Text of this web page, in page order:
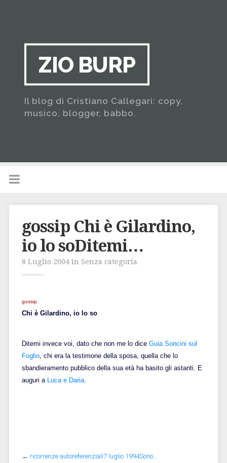
ZIO BURP
Il blog di Cristiano Callegari: copy,
musico, blogger, babbo.
gossip Chi è Gilardino,
io lo soDitemi…
8 Luglio 2004 in Senza categoria
gossip
Chi è Gilardino, io lo so
Ditemi invece voi, dato che non me lo dice Guia Soncini sul
Foglio, chi era la testimone della sposa, quella che lo
sbandieramento pubblico della sua età ha basito gli astanti. E
auguri a Luca e Daria.
← ricorrenze autoreferenziali7 luglio 1994Sono…